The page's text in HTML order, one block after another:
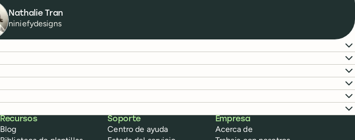
Nathalie Tran
niniefydesigns
Recursos
Blog
Soporte
Centro de ayuda
Empresa
Acerca de